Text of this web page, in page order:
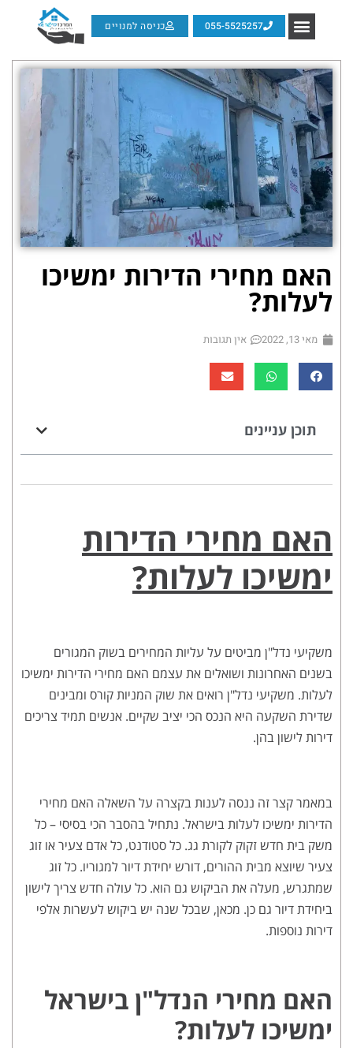
055-5525257 כניסה למנויים
האם מחירי הדירות ימשיכו
לעלות?
מאי 13, 2022 אין תגובות
תוכן עניינים
האם מחירי הדירות
ימשיכו לעלות?
משקיעי נדל"ן מביטים על עליות המחירים בשוק המגורים
בשנים האחרונות ושואלים את עצמם האם מחירי הדירות ימשיכו
לעלות. משקיעי נדל"ן רואים את שוק המניות קורס ומבינים
שדירת השקעה היא הנכס הכי יציב שקיים. אנשים תמיד צריכים
דירות לישון בהן.
במאמר קצר זה ננסה לענות בקצרה על השאלה האם מחירי
הדירות ימשיכו לעלות בישראל. נתחיל בהסבר הכי בסיסי – כל
משק בית חדש זקוק לקורת גג. כל סטודנט, כל אדם צעיר או זוג
צעיר שיוצא מבית ההורים, דורש יחידת דיור למגוריו. כל זוג
שמתגרש, מעלה את הביקוש גם הוא. כל עולה חדש צריך לישון
ביחידת דיור גם כן. מכאן, שבכל שנה יש ביקוש לעשרות אלפי
דירות נוספות.
האם מחירי הנדל"ן בישראל
ימשיכו לעלות?